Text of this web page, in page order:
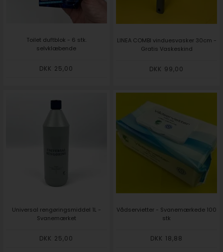
Toilet duftblok - 6 stk.
selvklæbende
DKK 25,00
LINEA COMBI vinduesvasker 30cm -
Gratis Vaskeskind
DKK 99,00
Universal rengøringsmiddel 1L -
Svanemærket
DKK 25,00
Vådservietter - Svanemærkede 100
stk
DKK 18,88